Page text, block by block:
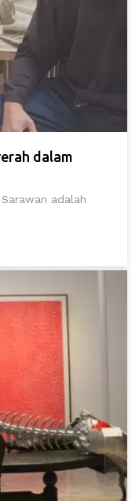
dalam
adalah